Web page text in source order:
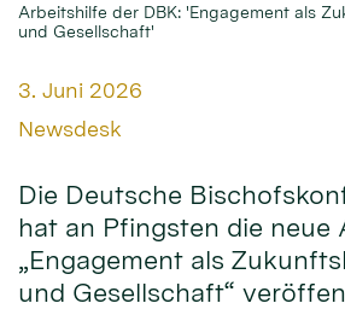
Arbeitshilfe der DBK: 'Engagement als
und Gesellschaft'
Datum:
3. Juni 2026
Von:
Newsdesk
Die Deutsche
hat an Pfingsten die neue
„Engagement als
und Gesellschaft“